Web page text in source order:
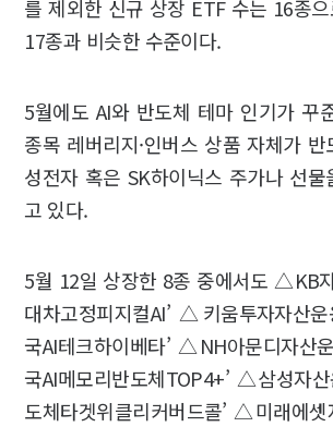
를 제외한 신규 상장 ETF 수는 16종
17종과 비슷한 수준이다.
5월에도 AI와 반도체 테마 인기가 꾸
종목 레버리지·인버스 상품 자체가
성전자 혹은 SK하이닉스 주가나 선
고 있다.
5월 12일 상장한 8종 중에서도 △KB
대차고정피지컬AI’ △키움투자자산
국AI테크하이베타’ △NH아문디자산
국AI메모리반도체TOP4+’ △삼성자
도체타겟위클리커버드콜’ △미래에셋